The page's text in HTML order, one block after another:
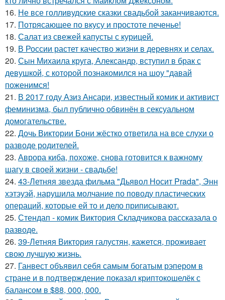
16. Не все голливудские сказки свадьбой заканчиваются.
17. Потрясающее по вкусу и простоте печенье!
18. Салат из свежей капусты с курицей.
19. В России растет качество жизни в деревнях и селах.
20. Сын Михаила круга, Александр, вступил в брак с
девушкой, с которой познакомился на шоу "давай
поженимся!
21. В 2017 году Азиз Ансари, известный комик и активист
феминизма, был публично обвинён в сексуальном
домогательстве.
22. Дочь Виктории Бони жёстко ответила на все слухи о
разводе родителей.
23. Аврора киба, похоже, снова готовится к важному
шагу в своей жизни - свадьбе!
24. 43-Летняя звезда фильма "Дьявол Носит Prada", Энн
хэтэуэй, нарушила молчание по поводу пластических
операций, которые ей то и дело приписывают.
25. Стендап - комик Виктория Складчикова рассказала о
разводе.
26. 39-Летняя Виктория галустян, кажется, проживает
свою лучшую жизнь.
27. Ганвест объявил себя самым богатым рэпером в
стране и в подтверждение показал криптокошелёк с
балансом в $88, 000, 000.